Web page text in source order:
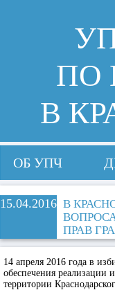
ПО
В
ОБ УПЧ
15.04.2016 В
ПРАВ
14 апреля 2016 года в
обеспечения реализации
территории